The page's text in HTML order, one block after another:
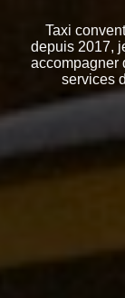
Taxi
depuis 2017,
accompagner
services